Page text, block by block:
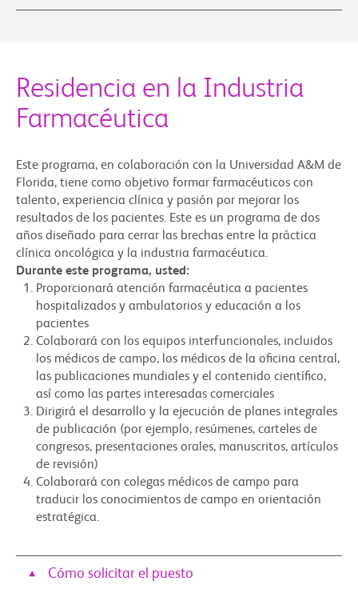
Residencia en la Industria
Farmacéutica
Este programa, en colaboración con la Universidad A&M de
Florida, tiene como objetivo formar farmacéuticos con
talento, experiencia clínica y pasión por mejorar los
resultados de los pacientes. Este es un programa de dos
años diseñado para cerrar las brechas entre la práctica
clínica oncológica y la industria farmacéutica.
Durante este programa, usted:
Proporcionará atención farmacéutica a pacientes
hospitalizados y ambulatorios y educación a los
pacientes
Colaborará con los equipos interfuncionales, incluidos
los médicos de campo, los médicos de la oficina central,
las publicaciones mundiales y el contenido científico,
así como las partes interesadas comerciales
Dirigirá el desarrollo y la ejecución de planes integrales
de publicación (por ejemplo, resúmenes, carteles de
congresos, presentaciones orales, manuscritos, artículos
de revisión)
Colaborará con colegas médicos de campo para
traducir los conocimientos de campo en orientación
estratégica.
Cómo solicitar el puesto